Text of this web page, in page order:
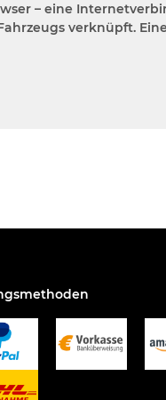
– eine
verknüpft.